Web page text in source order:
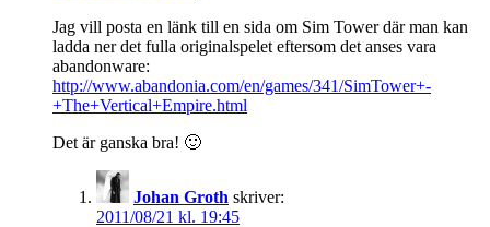
Jag vill posta en länk till en sida om Sim Tower där man kan
ladda ner det fulla originalspelet eftersom det anses vara
abandonware:
http://www.abandonia.com/en/games/341/SimTower+-
+The+Vertical+Empire.html
Det är ganska bra! 🙂
Johan Groth skriver:
2011/08/21 kl. 19:45